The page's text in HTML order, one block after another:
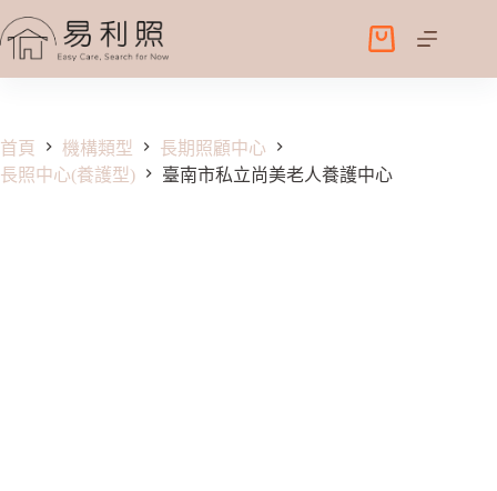
至
容
購
物
首頁 機構類型
長期照顧中心
長照中心(養護型)
臺南市私立尚美老人養護中心